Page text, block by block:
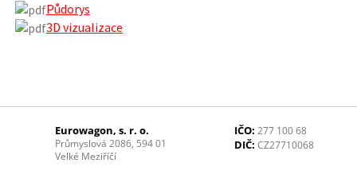
Půdorys
3D vizualizace
Eurowagon, s. r. o.
Průmyslová 2086, 594 01
Velké Meziříčí
IČO: 277 100 68
DIČ: CZ27710068